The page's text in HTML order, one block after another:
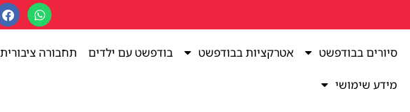
סיורים בבודפשט אטרקציות בבודפשט בודפשט עם ילדים תחבורה ציבורית
מידע שימושי